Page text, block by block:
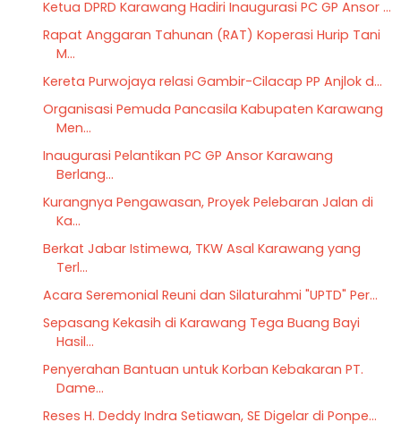
Ketua DPRD Karawang Hadiri Inaugurasi PC GP Ansor ...
Rapat Anggaran Tahunan (RAT) Koperasi Hurip Tani
M...
Kereta Purwojaya relasi Gambir-Cilacap PP Anjlok d...
Organisasi Pemuda Pancasila Kabupaten Karawang
Men...
Inaugurasi Pelantikan PC GP Ansor Karawang
Berlang...
Kurangnya Pengawasan, Proyek Pelebaran Jalan di
Ka...
Berkat Jabar Istimewa, TKW Asal Karawang yang
Terl...
Acara Seremonial Reuni dan Silaturahmi "UPTD" Per...
Sepasang Kekasih di Karawang Tega Buang Bayi
Hasil...
Penyerahan Bantuan untuk Korban Kebakaran PT.
Dame...
Reses H. Deddy Indra Setiawan, SE Digelar di Ponpe...